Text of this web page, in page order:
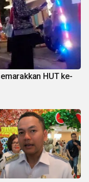
HUT ke-